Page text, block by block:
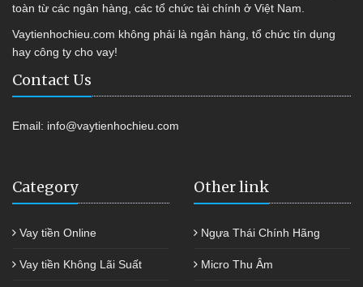
toàn từ các ngân hàng, các tổ chức tài chính ở Việt Nam.
Vaytienhochieu.com không phải là ngân hàng, tổ chức tín dụng
hay công ty cho vay!
Contact Us
Email: info@vaytienhochieu.com
Category
Vay tiền Online
Vay tiền Không Lãi Suất
Other link
Ngựa Thái Chính Hãng
Micro Thu Âm